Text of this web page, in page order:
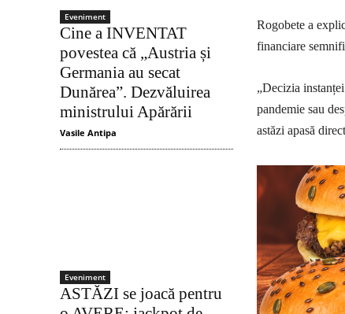
Eveniment
Cine a INVENTAT
povestea că „Austria și
Germania au secat
Dunărea”. Dezvăluirea
ministrului Apărării
Vasile Antipa
Eveniment
ASTĂZI se joacă pentru
Rogobete a
financiare
„Decizia
pandemie sau
astăzi apasă